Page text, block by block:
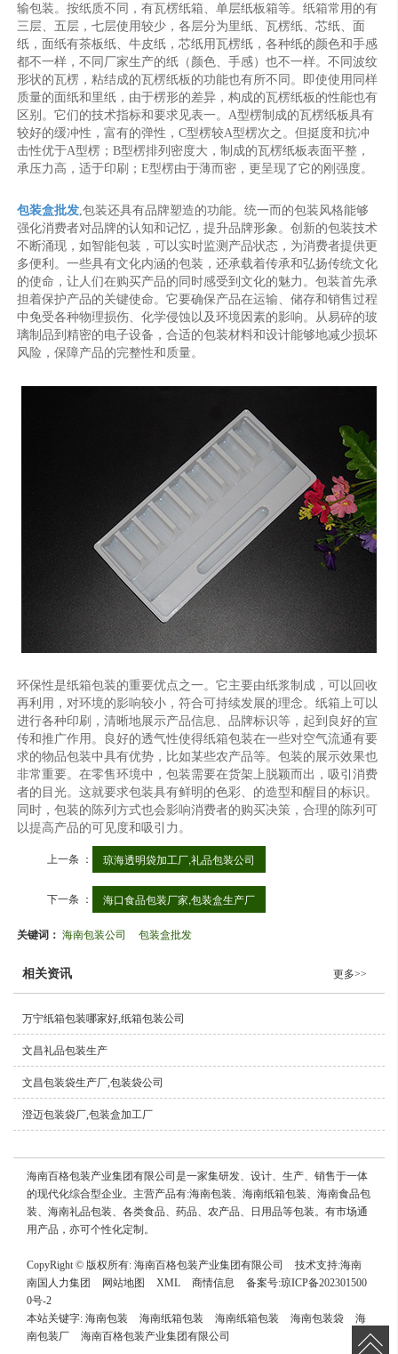
输包装。按纸质不同，有瓦楞纸箱、单层纸板箱等。纸箱常用的有
三层、五层，七层使用较少，各层分为里纸、瓦楞纸、芯纸、面
纸，面纸有茶板纸、牛皮纸，芯纸用瓦楞纸，各种纸的颜色和手感
都不一样，不同厂家生产的纸（颜色、手感）也不一样。不同波纹
形状的瓦楞，粘结成的瓦楞纸板的功能也有所不同。即使使用同样
质量的面纸和里纸，由于楞形的差异，构成的瓦楞纸板的性能也有
区别。它们的技术指标和要求见表一。A型楞制成的瓦楞纸板具有
较好的缓冲性，富有的弹性，C型楞较A型楞次之。但挺度和抗冲
击性优于A型楞；B型楞排列密度大，制成的瓦楞纸板表面平整，
承压力高，适于印刷；E型楞由于薄而密，更呈现了它的刚强度。
包装盒批发 ,包装还具有品牌塑造的功能。统一而的包装风格能够
强化消费者对品牌的认知和记忆，提升品牌形象。创新的包装技术
不断涌现，如智能包装，可以实时监测产品状态，为消费者提供更
多便利。一些具有文化内涵的包装，还承载着传承和弘扬传统文化
的使命，让人们在购买产品的同时感受到文化的魅力。包装首先承
担着保护产品的关键使命。它要确保产品在运输、储存和销售过程
中免受各种物理损伤、化学侵蚀以及环境因素的影响。从易碎的玻
璃制品到精密的电子设备，合适的包装材料和设计能够地减少损坏
风险，保障产品的完整性和质量。
环保性是纸箱包装的重要优点之一。它主要由纸浆制成，可以回收
再利用，对环境的影响较小，符合可持续发展的理念。纸箱上可以
进行各种印刷，清晰地展示产品信息、品牌标识等，起到良好的宣
传和推广作用。良好的透气性使得纸箱包装在一些对空气流通有要
求的物品包装中具有优势，比如某些农产品等。包装的展示效果也
非常重要。在零售环境中，包装需要在货架上脱颖而出，吸引消费
者的目光。这就要求包装具有鲜明的色彩、的造型和醒目的标识。
同时，包装的陈列方式也会影响消费者的购买决策，合理的陈列可
以提高产品的可见度和吸引力。
上一条 ： 琼海透明袋加工厂,礼品包装公司
下一条 ： 海口食品包装厂家,包装盒生产厂
关键词：海南包装公司 包装盒批发
相关资讯 更多>>
万宁纸箱包装哪家好,纸箱包装公司
文昌礼品包装生产
文昌包装袋生产厂,包装袋公司
澄迈包装袋厂,包装盒加工厂
海南百格包装产业集团有限公司是一家集研发、设计、生产、销售于一体
的现代化综合型企业。主营产品有:海南包装、海南纸箱包装、海南食品包
装、海南礼品包装、各类食品、药品、农产品、日用品等包装。有市场通
用产品，亦可个性化定制。
CopyRight © 版权所有: 海南百格包装产业集团有限公司 技术支持:海南
南国人力集团
网站地图 XML 商情信息 备案号:琼ICP备202301500
0号-2
本站关键字: 海南包装 海南纸箱包装 海南纸箱包装 海南包装袋
海
南包装厂
海南百格包装产业集团有限公司